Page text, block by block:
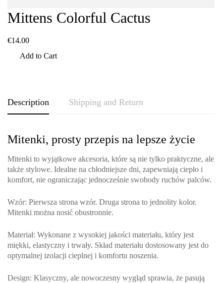
Mittens Colorful Cactus
€14.00
Add to Cart
Description Shipping and Return
Mitenki, prosty przepis na lepsze życie
Mitenki to wyjątkowe akcesoria, które są nie tylko praktyczne, ale
także stylowe. Idealne na chłodniejsze dni, zapewniają ciepło i
komfort, nie ograniczając jednocześnie swobody ruchów palców.
Wzór: Pierwsza strona wzór. Druga strona to jednolity kolor.
Mitenki można nosić obustronnie.
Materiał: Wykonane z wysokiej jakości materiału, który jest
miękki, elastyczny i trwały. Skład materiału dostosowany jest do
optymalnej izolacji cieplnej i komfortu noszenia.
Design: Klasyczny, ale nowoczesny wygląd sprawia, że pasują